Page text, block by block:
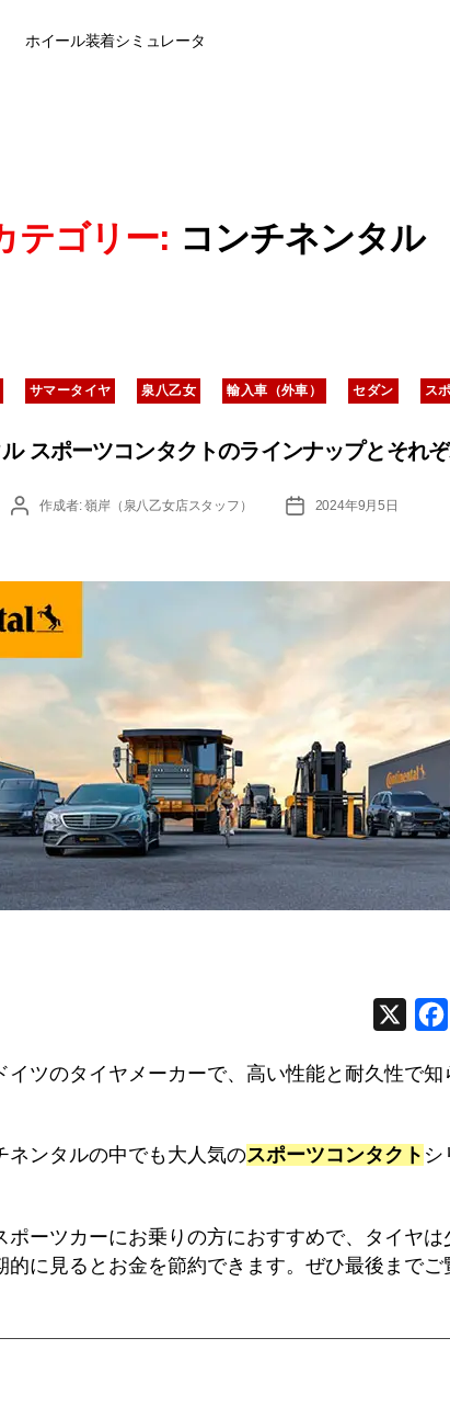
ホイール装着シミュレータ
テゴリー: コンチネンタル
リ
ー
サマータイヤ 泉八乙女 輸入車（外車） セダン ス
スポーツコンタクトのラインナップとそれ
投
作成者:嶺岸（泉八乙女店スタッフ）
投
2024年9月5日
イツのタイヤメーカーで、高い性能と耐久性で知
ネンタルの中でも大人気のスポーツコンタクト シ
ポーツカーにお乗りの方におすすめで、タイヤは
的に見るとお金を節約できます。ぜひ最後までご